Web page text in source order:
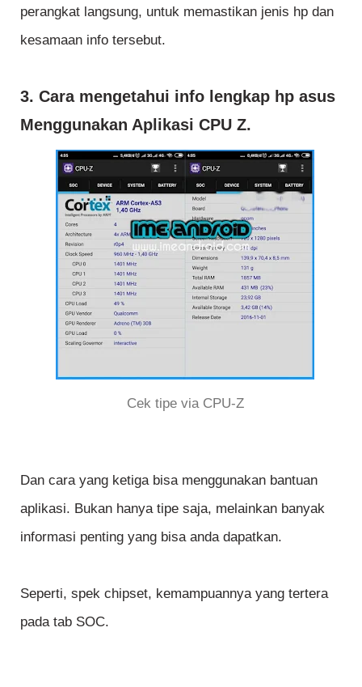
perangkat langsung, untuk memastikan jenis hp dan
kesamaan info tersebut.
3. Cara mengetahui info lengkap hp asus
Menggunakan Aplikasi CPU Z.
Cek tipe via CPU-Z
Dan cara yang ketiga bisa menggunakan bantuan
aplikasi. Bukan hanya tipe saja, melainkan banyak
informasi penting yang bisa anda dapatkan.
Seperti, spek chipset, kemampuannya yang tertera
pada tab SOC.